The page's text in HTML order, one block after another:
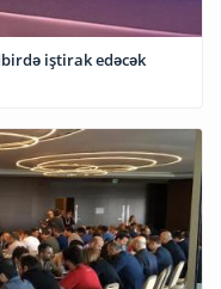
iştirak edəcək